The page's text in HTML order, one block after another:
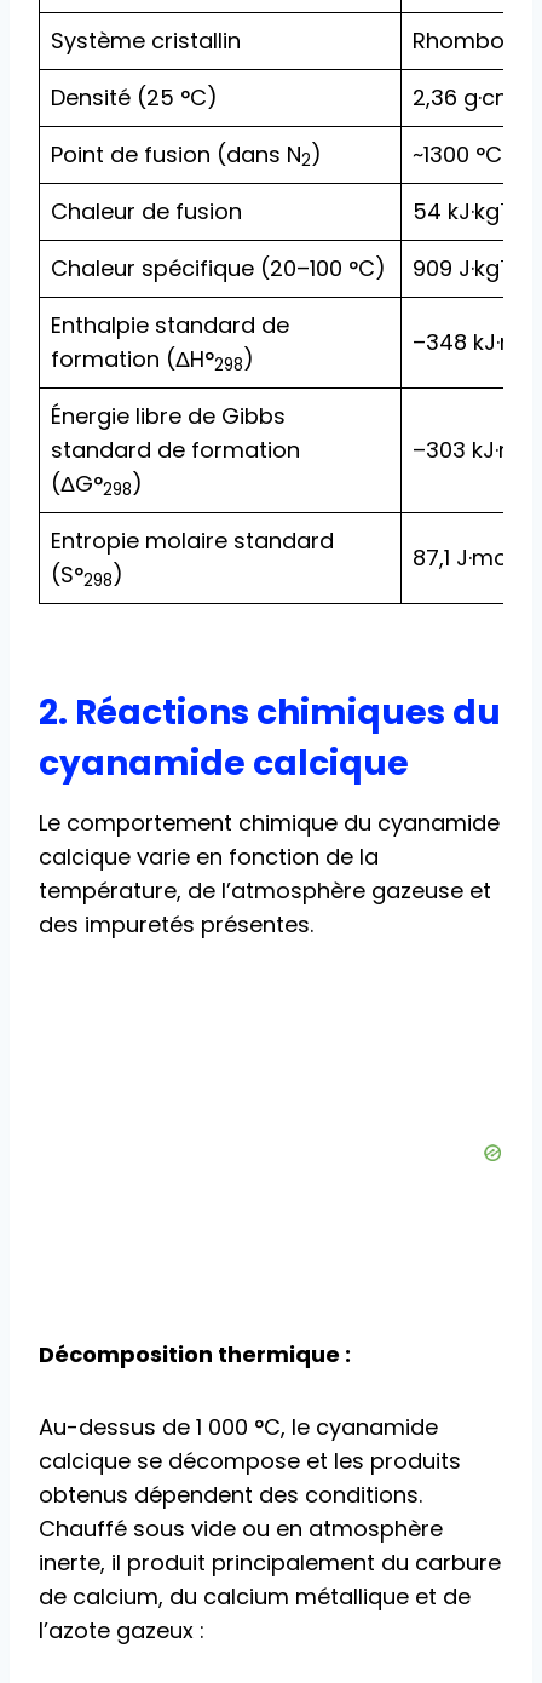
Système cristallin
Densité (25 °C)
2,36 g·cm
Point de fusion (dans N2)
~1300 °C
Chaleur de fusion
54 kJ·kg-1
Chaleur spécifique (20–100 °C) 909 J·kg-1
Enthalpie standard de
formation (ΔH°298)
–348 kJ·mol
Énergie libre de Gibbs
standard de formation
(ΔG°298)
–303 kJ·mol
Entropie molaire standard
(S°298)
87,1 J·mol
2. Réactions chimiques du
cyanamide calcique
Le comportement chimique du cyanamide
calcique varie en fonction de la
température, de l’atmosphère gazeuse et
des impuretés présentes.
Décomposition thermique :
Au-dessus de 1 000 °C, le cyanamide
calcique se décompose et les produits
obtenus dépendent des conditions.
Chauffé sous vide ou en atmosphère
inerte, il produit principalement du carbure
de calcium, du calcium métallique et de
l’azote gazeux :